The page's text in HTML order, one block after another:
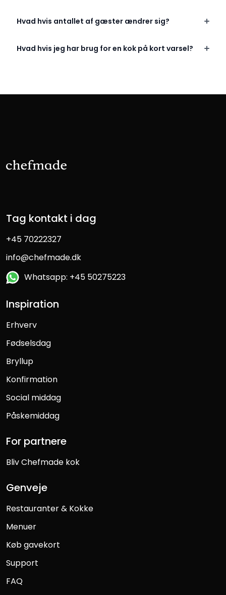
Hvad hvis antallet af gæster ændrer sig?
Hvad hvis jeg har brug for en kok på kort varsel?
Tag kontakt i dag
+45 70222327
info@chefmade.dk
Whatsapp: +45 50275223
Inspiration
Erhverv
Fødselsdag
Bryllup
Konfirmation
Social middag
Påskemiddag
For partnere
Bliv Chefmade kok
Genveje
Restauranter & Kokke
Menuer
Køb gavekort
Support
FAQ